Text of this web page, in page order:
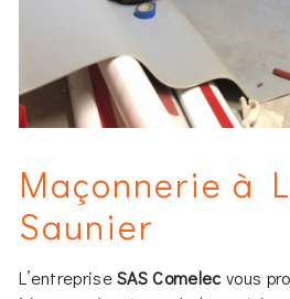
Maçonnerie à
Saunier
L’entrepriseSAS Comelecvous